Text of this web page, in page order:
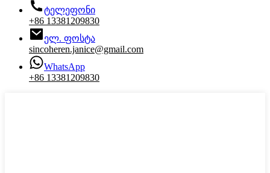
ტელეფონი
+86 13381209830
ელ. ფოსტა
sincoheren.janice@gmail.com
WhatsApp
+86 13381209830